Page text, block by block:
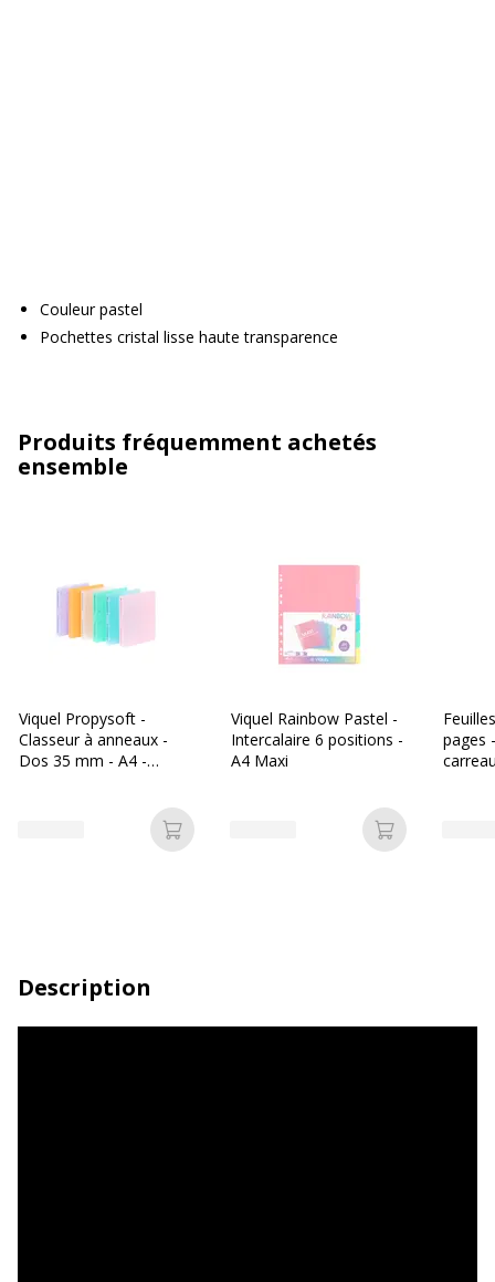
Couleur pastel
Pochettes cristal lisse haute transparence
Produits fréquemment achetés
ensemble
Viquel Propysoft -
Classeur à anneaux -
Dos 35 mm - A4 -
Ajouter au panier
Viquel Rainbow Pastel -
Intercalaire 6 positions -
A4 Maxi
Ajouter au
pages
Description